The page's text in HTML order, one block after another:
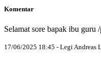
Komentar
Selamat sore bapak ibu guru
17/06/2025 18:45 - Legi Andreas